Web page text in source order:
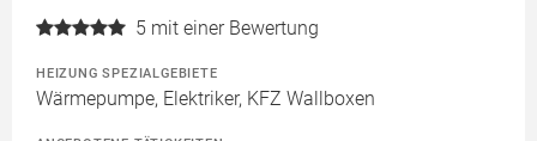
5 mit einer Bewertung
HEIZUNG SPEZIALGEBIETE
Wärmepumpe, Elektriker, KFZ Wallboxen